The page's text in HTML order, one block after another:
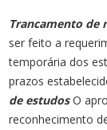
Trancamento de
ser feito a
temporária dos
prazos
de estudosO
reconhecimento